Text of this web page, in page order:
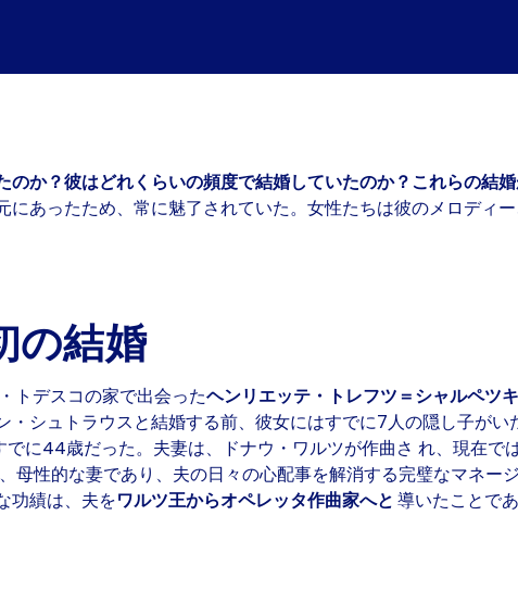
か？彼はどれくらいの頻度で結婚していたのか？これらの結
にあったため、常に魅了されていた。女性たちは彼のメロディ
の結婚
トデスコの家で出会ったヘンリエッテ・トレフツ＝シャルペツ
シュトラウスと結婚する前、彼女にはすでに7人の隠し子が
でに44歳だった。夫妻は、 ドナウ・ワルツが作曲され、現在で
母性的な妻であり、夫の日々の心配事を解消する完璧なマネ
功績は、夫をワルツ王からオペレッタ作曲家へと導いたことであ